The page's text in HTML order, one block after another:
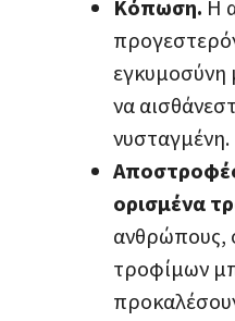
Κόπωση. Η
εγκυμοσύνη
να
νυσταγμένη.
ορισμένα
ανθρώπους,
τροφίμων